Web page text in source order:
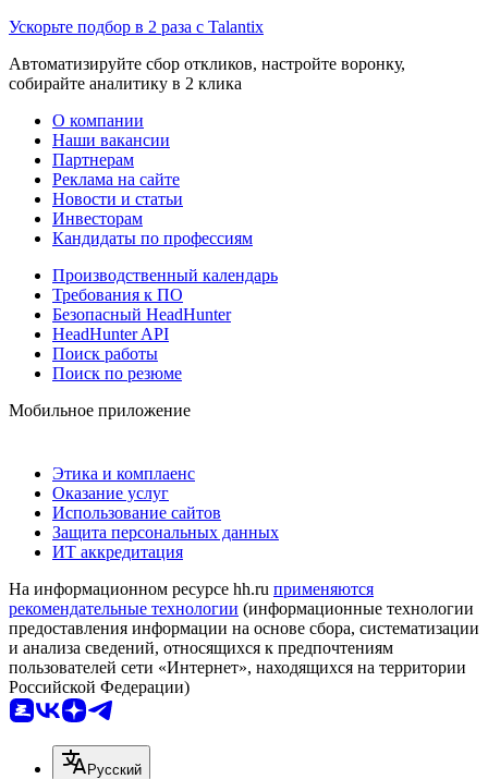
Ускорьте подбор в 2 раза с Talantix
Автоматизируйте сбор откликов, настройте воронку,
собирайте аналитику в 2 клика
О компании
Наши вакансии
Партнерам
Реклама на сайте
Новости и статьи
Инвесторам
Кандидаты по профессиям
Производственный календарь
Требования к ПО
Безопасный HeadHunter
HeadHunter API
Поиск работы
Поиск по резюме
Мобильное приложение
Этика и комплаенс
Оказание услуг
Использование сайтов
Защита персональных данных
ИТ аккредитация
На информационном ресурсе hh.ru применяются
рекомендательные технологии (информационные технологии
предоставления информации на основе сбора, систематизации
и анализа сведений, относящихся к предпочтениям
пользователей сети «Интернет», находящихся на территории
Российской Федерации)
Русский